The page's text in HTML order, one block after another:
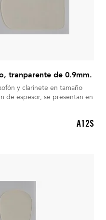
tranparente de 0.9mm.
y clarinete en tamaño
de espesor, se presentan en
A12S